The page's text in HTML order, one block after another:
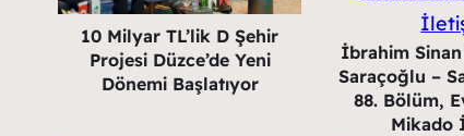
10 Milyar TL’lik D Şehir
Projesi Düzce’de Yeni
Dönemi Başlatıyor
İbrahim
Saraçoğlu –
88. Bölüm,
Mikado